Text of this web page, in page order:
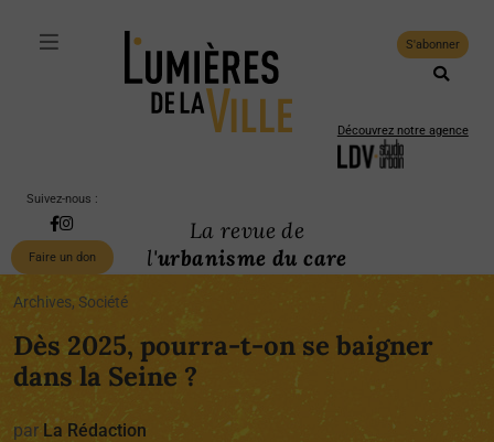
S'abonner
Découvrez notre agence
Suivez-nous :
Faire un don
La revue de
l'urbanisme du care
Archives, Société
Dès 2025, pourra-t-on se baigner
dans la Seine ?
par La Rédaction